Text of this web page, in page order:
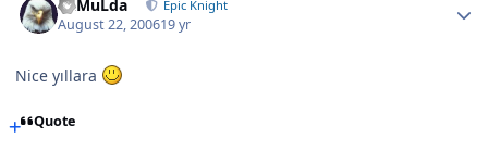
RaMuLda Epic Knight
August 22, 200619 yr
Nice yıllara
Quote